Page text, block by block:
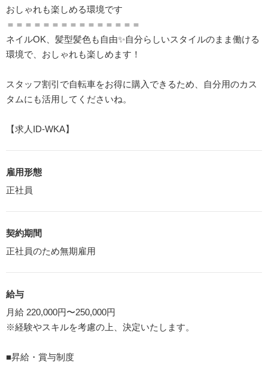
おしゃれも楽しめる環境です
＝＝＝＝＝＝＝＝＝＝＝＝＝＝＝
ネイルOK、髪型髪色も自由✨自分らしいスタイルのまま働ける
環境で、おしゃれも楽しめます！
スタッフ割引で自転車をお得に購入できるため、自分用のカス
タムにも活用してくださいね。
【求人ID-WKA】
雇用形態
正社員
契約期間
正社員のため無期雇用
給与
月給 220,000円〜250,000円
※経験やスキルを考慮の上、決定いたします。
■昇給・賞与制度